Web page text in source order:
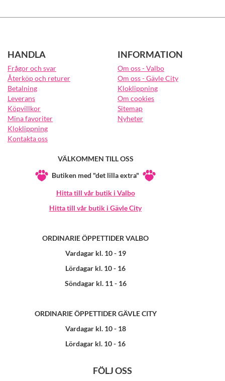
HANDLA
Frågor och svar
Återköp och returer
Betalning
Leverans
Köpvillkor
Mina favoriter
Kloklippning
Kontakta oss
INFORMATION
Om oss - Valbo
Om oss - Gävle City
Kloklippning
Om cookies
Sitemap
Nyheter
VÄLKOMMEN TILL OSS
Butiken med "det lilla extra"
Hitta till vår butik i Valbo
Hitta till vår butik i Gävle City
ORDINARIE ÖPPETTIDER VALBO
Vardagar kl. 10 - 19
Lördagar kl. 10 - 16
Söndagar kl. 11 - 16
ORDINARIE ÖPPETTIDER GÄVLE CITY
Vardagar kl. 10 - 18
Lördagar kl. 10 - 16
FÖLJ OSS